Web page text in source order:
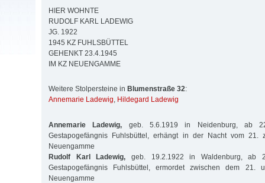
HIER WOHNTE
RUDOLF KARL LADEWIG
JG. 1922
1945 KZ FUHLSBÜTTEL
GEHENKT 23.4.1945
IM KZ NEUENGAMME
Weitere Stolpersteine in Blumenstraße 32:
Annemarie Ladewig, Hildegard Ladewig
Annemarie Ladewig, geb. 5.6.1919 in Neidenburg, ab
Gestapogefängnis Fuhlsbüttel, erhängt in der Nacht vom 21.
Neuengamme
Rudolf Karl Ladewig, geb. 19.2.1922 in Waldenburg, ab
Gestapogefängnis Fuhlsbüttel, ermordet zwischen dem 21.
Neuengamme